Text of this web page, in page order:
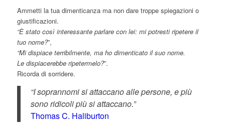
Ammetti la tua dimenticanza ma non dare troppe spiegazioni o
giustificazioni.
“È stato così interessante parlare con lei: mi potresti ripetere il
tuo nome?”,
“Mi dispiace terribilmente, ma ho dimenticato il suo nome.
Le dispiacerebbe ripetermelo?”.
Ricorda di sorridere.
“I soprannomi si attaccano alle persone, e più
sono ridicoli più si attaccano.”
Thomas C. Haliburton